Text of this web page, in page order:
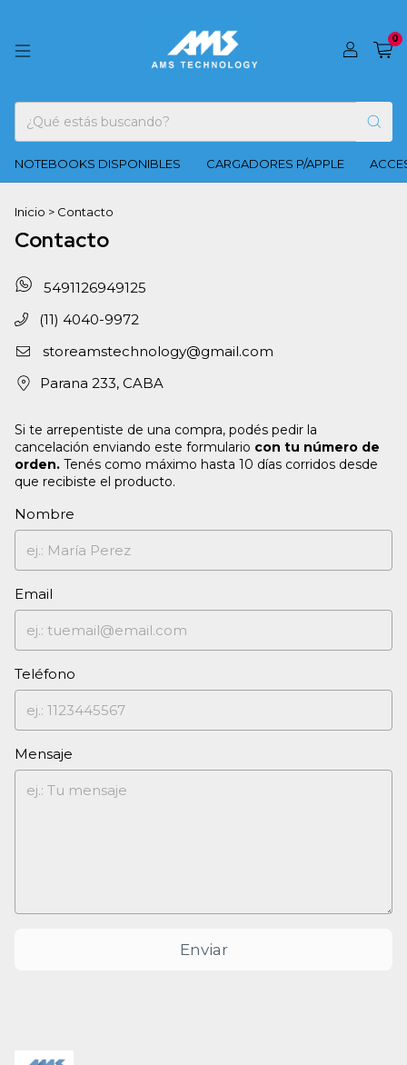
0
NOTEBOOKS DISPONIBLES CARGADORES P/APPLE
Inicio > Contacto
Contacto
5491126949125
(11) 4040-9972
storeamstechnology@gmail.com
Parana 233, CABA
Si te arrepentiste de una compra, podés pedir la
cancelación enviando este formulario con tu número de
orden. Tenés como máximo hasta 10 días corridos desde
que recibiste el producto.
Nombre
Email
Teléfono
Mensaje
Enviar